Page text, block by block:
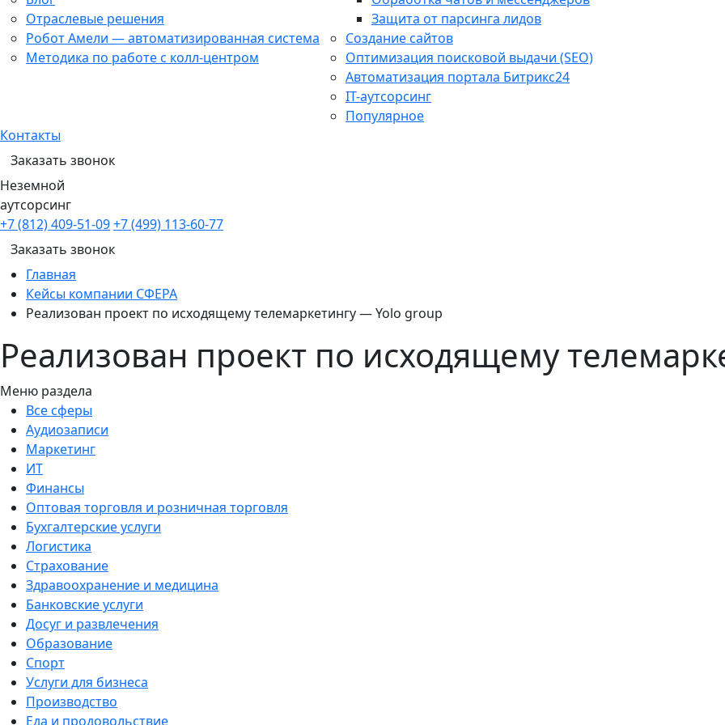
Отраслевые решения
Робот Амели — автоматизированная система
Методика по работе с колл-центром
Защита от парсинга лидов
Создание сайтов
Оптимизация поисковой выдачи (SEO)
Автоматизация портала Битрикс24
IT-аутсорсинг
Популярное
Контакты
Заказать звонок
Неземной
аутсорсинг
+7 (812) 409-51-09+7 (499) 113-60-77
Заказать звонок
Главная
Кейсы компании СФЕРА
Реализован проект по исходящему телемаркетингу — Yolo group
Реализован проект по исходящему
Меню раздела
Все сферы
Аудиозаписи
Маркетинг
ИТ
Финансы
Оптовая торговля и розничная торговля
Бухгалтерские услуги
Логистика
Страхование
Здравоохранение и медицина
Банковские услуги
Досуг и развлечения
Образование
Спорт
Услуги для бизнеса
Производство
Еда и продовольствие